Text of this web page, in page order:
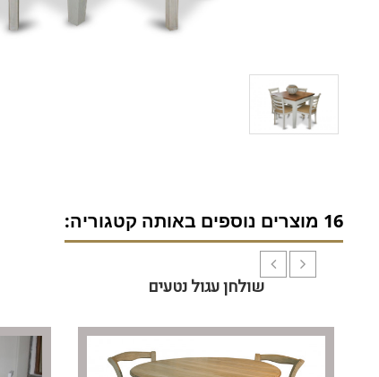
16 מוצרים נוספים באותה קטגוריה:
שולחן עגול נטעים